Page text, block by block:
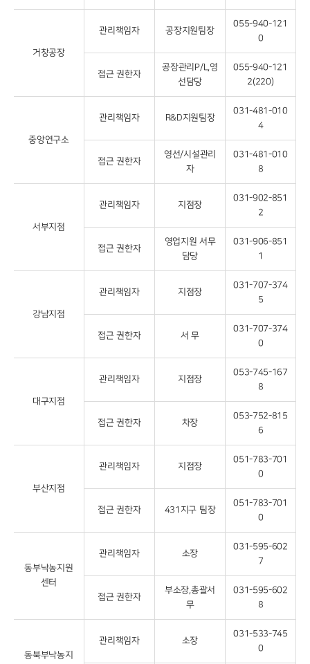
거창공장
관리책임자 공장지원팀장
055-940-121
0
접근 권한자
공장관리P/L,영
선담당
055-940-121
2(220)
중앙연구소
관리책임자 R&D지원팀장
031-481-010
4
접근 권한자
영선/시설관리
자
031-481-010
8
서부지점
관리책임자 지점장
031-902-851
2
접근 권한자
영업지원 서무
담당
031-906-851
1
강남지점
관리책임자 지점장
031-707-374
5
접근 권한자 서 무
031-707-374
0
대구지점
관리책임자 지점장
053-745-167
8
접근 권한자 차장
053-752-815
6
부산지점
관리책임자 지점장
051-783-701
0
접근 권한자 431지구 팀장
051-783-701
0
동부낙농지원
센터
관리책임자 소장
031-595-602
7
접근 권한자
부소장,총괄서
무
031-595-602
8
동북부낙농지
관리책임자 소장
031-533-745
0